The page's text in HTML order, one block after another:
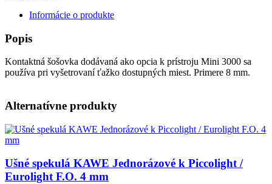
Informácie o produkte
Popis
Kontaktná šošovka dodávaná ako opcia k prístroju Mini 3000 sa
používa pri vyšetrovaní ťažko dostupných miest. Primere 8 mm.
Alternatívne produkty
Obrázok
Ušné spekulá KAWE Jednorázové k Piccolight /
Eurolight F.O. 4 mm